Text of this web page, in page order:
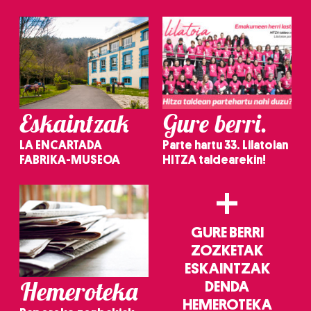
Eskaintzak
LA ENCARTADA
FABRIKA-MUSEOA
Gure berri.
Parte hartu 33. Lilatoian
HITZA taldearekin!
Hemeroteka
+
GURE BERRI
ZOZKETAK
ESKAINTZAK
DENDA
HEMEROTEKA